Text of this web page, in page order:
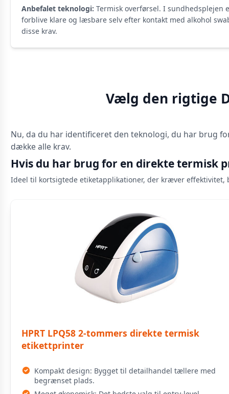
Anbefalet teknologi: Termisk overførsel. I sundhedsplejen
forblive klare og læsbare selv efter kontakt med alkohol
disse krav.
Vælg den rigtige
Nu, da du har identificeret den teknologi, du har brug
dække alle krav.
Hvis du har brug for en direkte termisk
Ideel til kortsigtede etiketapplikationer, der kræver
HPRT LPQ58 2-tommers direkte termisk
etikettprinter
Kompakt design: Bygget til detailhandel tællere med
begrænset plads.